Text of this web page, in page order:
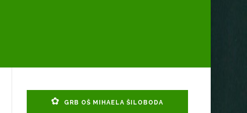
GRB OŠ MIHAELA ŠILOBODA